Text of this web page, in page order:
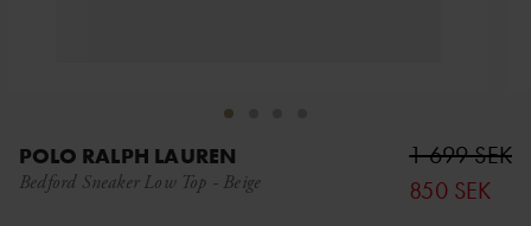
POLO RALPH LAUREN
Bedford Sneaker Low Top - Beige
1 699 SEK
850 SEK